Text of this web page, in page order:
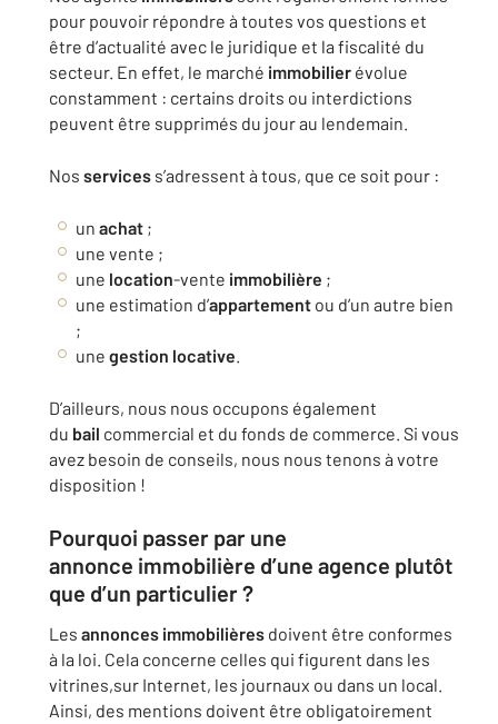
pour pouvoir répondre à toutes vos questions et
être d’actualité avec le juridique et la fiscalité du
secteur. En effet, le marché immobilier évolue
constamment : certains droits ou interdictions
peuvent être supprimés du jour au lendemain.
Nos services s’adressent à tous, que ce soit pour :
un achat ;
une vente ;
une location-vente immobilière ;
une estimation d’appartement ou d’un autre bien
;
une gestion locative.
D’ailleurs, nous nous occupons également
du bail commercial et du fonds de commerce. Si vous
avez besoin de conseils, nous nous tenons à votre
disposition !
Pourquoi passer par une
annonce immobilière d’une agence plutôt
que d’un particulier?
Les annonces immobilières doivent être conformes
à la loi. Cela concerne celles qui figurent dans les
vitrines,sur Internet, les journaux ou dans un local.
Ainsi, des mentions doivent être obligatoirement